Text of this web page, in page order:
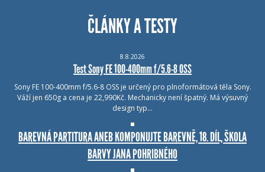
ČLÁNKY A TESTY
8.8.2026
Test Sony FE 100-400mm f/5.6-8 OSS
Sony FE 100-400mm f/5.6-8 OSS je určený pro plnoformátová těla Sony.
Váží jen 650g a cena je 22,990Kč. Mechanicky není špatný. Má výsuvný
design typ…
BAREVNÁ PARTITURA ANEB KOMPONUJTE BAREVNĚ, 18. DÍL, ŠKOLA
BARVY JANA POHRIBNÉHO